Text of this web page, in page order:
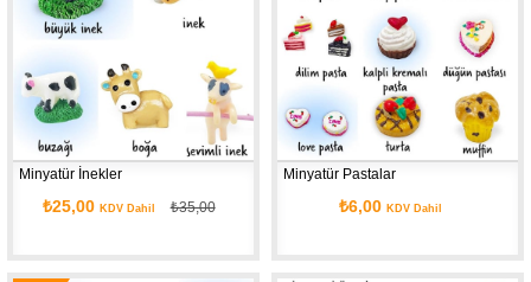
Minyatür İnekler
₺25,00 KDV Dahil ₺35,00
Minyatür Pastalar
₺6,00 KDV Dahil